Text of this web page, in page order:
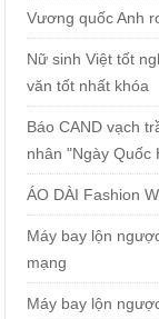
Vương quốc Anh
Nữ sinh Việt tốt
văn tốt nhất khóa
Báo CAND vạch
nhân "Ngày Quốc
ÁO DÀI Fashion
Máy bay lộn
mạng
Máy bay lộn